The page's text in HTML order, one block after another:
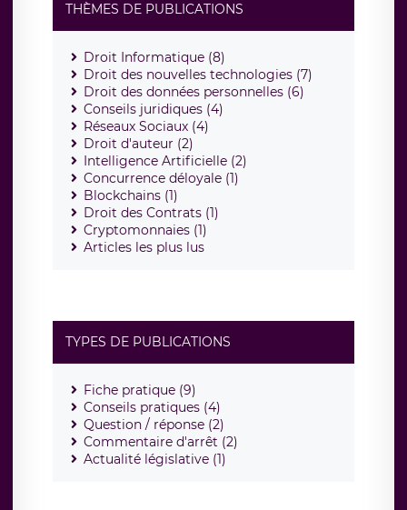
THÈMES DE PUBLICATIONS
Droit Informatique (8)
Droit des nouvelles technologies (7)
Droit des données personnelles (6)
Conseils juridiques (4)
Réseaux Sociaux (4)
Droit d'auteur (2)
Intelligence Artificielle (2)
Concurrence déloyale (1)
Blockchains (1)
Droit des Contrats (1)
Cryptomonnaies (1)
Articles les plus lus
TYPES DE PUBLICATIONS
Fiche pratique (9)
Conseils pratiques (4)
Question / réponse (2)
Commentaire d'arrêt (2)
Actualité législative (1)